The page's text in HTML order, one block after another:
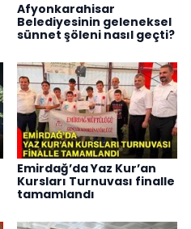
Afyonkarahisar
Belediyesinin geleneksel
sünnet şöleni nasıl geçti?
Emirdağ’da Yaz Kur’an
Kursları Turnuvası finalle
tamamlandı